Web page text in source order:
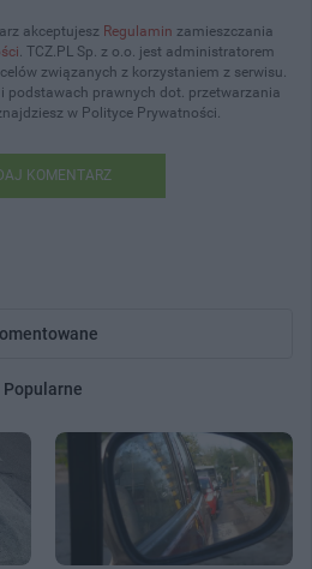
akceptujesz Regulamin zamieszczania
. TCZ.PL Sp. z o.o. jest administratorem
związanych z korzystaniem z serwisu.
podstawach prawnych dot. przetwarzania
w Polityce Prywatności.
KOMENTARZ
Popularne